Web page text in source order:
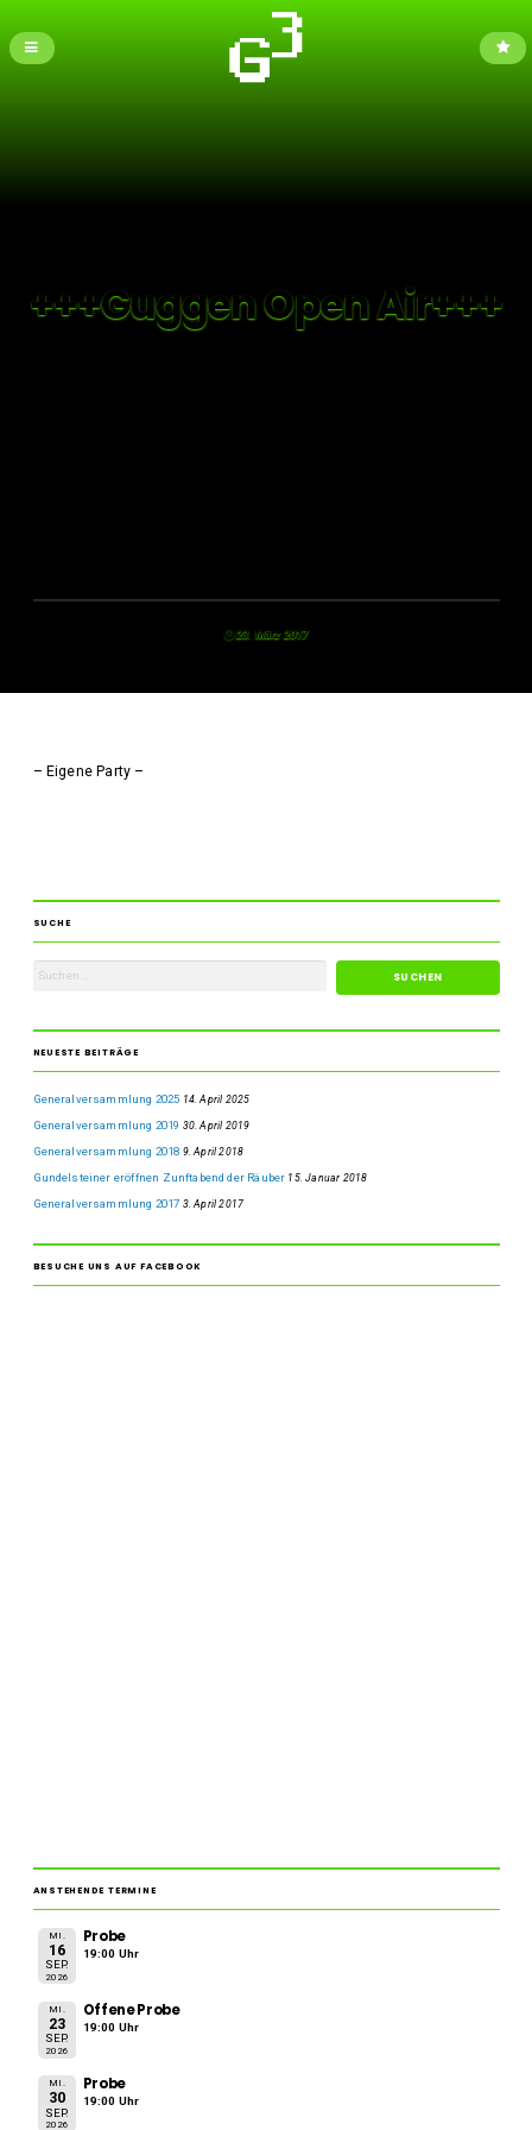
+++Guggen Open Air+++
23. März 2017
– Eigene Party –
SUCHE
NEUESTE BEITRÄGE
Generalversammlung 2025 14. April 2025
Generalversammlung 2019 30. April 2019
Generalversammlung 2018 9. April 2018
Gundelsteiner eröffnen Zunftabend der Räuber 15. Januar 2018
Generalversammlung 2017 3. April 2017
BESUCHE UNS AUF FACEBOOK
ANSTEHENDE TERMINE
MI.
16
SEP.
2026
Probe
19:00 Uhr
MI.
23
SEP.
2026
Offene Probe
19:00 Uhr
MI.
30
SEP.
2026
Probe
19:00 Uhr